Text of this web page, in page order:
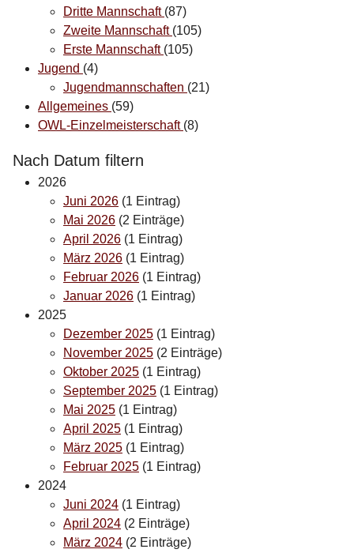
Dritte Mannschaft (87)
Zweite Mannschaft (105)
Erste Mannschaft (105)
Jugend (4)
Jugendmannschaften (21)
Allgemeines (59)
OWL-Einzelmeisterschaft (8)
Nach Datum filtern
2026
Juni 2026 (1 Eintrag)
Mai 2026 (2 Einträge)
April 2026 (1 Eintrag)
März 2026 (1 Eintrag)
Februar 2026 (1 Eintrag)
Januar 2026 (1 Eintrag)
2025
Dezember 2025 (1 Eintrag)
November 2025 (2 Einträge)
Oktober 2025 (1 Eintrag)
September 2025 (1 Eintrag)
Mai 2025 (1 Eintrag)
April 2025 (1 Eintrag)
März 2025 (1 Eintrag)
Februar 2025 (1 Eintrag)
2024
Juni 2024 (1 Eintrag)
April 2024 (2 Einträge)
März 2024 (2 Einträge)